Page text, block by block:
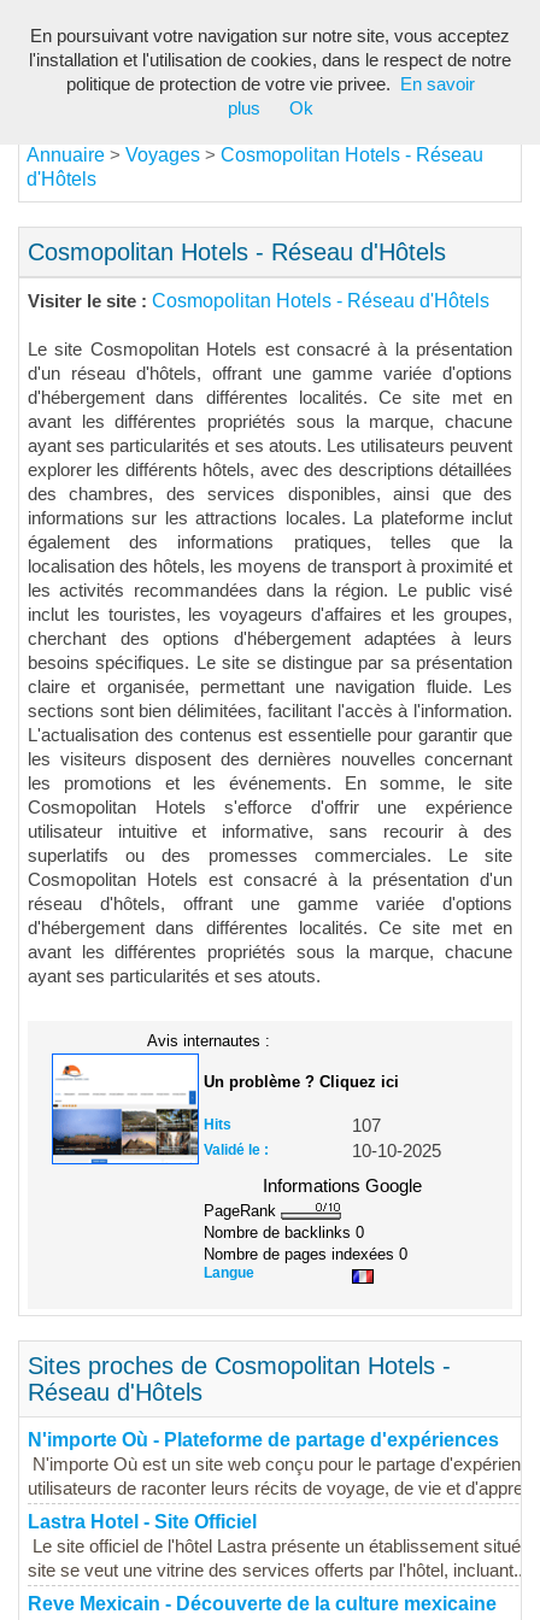
Annuaire > Voyages > Cosmopolitan Hotels - Réseau
d'Hôtels
Cosmopolitan Hotels - Réseau d'Hôtels
Visiter le site : Cosmopolitan Hotels - Réseau d'Hôtels
Le site Cosmopolitan Hotels est consacré à la présentation
d'un réseau d'hôtels, offrant une gamme variée d'options
d'hébergement dans différentes localités. Ce site met en
avant les différentes propriétés sous la marque, chacune
ayant ses particularités et ses atouts. Les utilisateurs peuvent
explorer les différents hôtels, avec des descriptions détaillées
des chambres, des services disponibles, ainsi que des
informations sur les attractions locales. La plateforme inclut
également des informations pratiques, telles que la
localisation des hôtels, les moyens de transport à proximité et
les activités recommandées dans la région. Le public visé
inclut les touristes, les voyageurs d'affaires et les groupes,
cherchant des options d'hébergement adaptées à leurs
besoins spécifiques. Le site se distingue par sa présentation
claire et organisée, permettant une navigation fluide. Les
sections sont bien délimitées, facilitant l'accès à l'information.
L'actualisation des contenus est essentielle pour garantir que
les visiteurs disposent des dernières nouvelles concernant
les promotions et les événements. En somme, le site
Cosmopolitan Hotels s'efforce d'offrir une expérience
utilisateur intuitive et informative, sans recourir à des
superlatifs ou des promesses commerciales. Le site
Cosmopolitan Hotels est consacré à la présentation d'un
réseau d'hôtels, offrant une gamme variée d'options
d'hébergement dans différentes localités. Ce site met en
avant les différentes propriétés sous la marque, chacune
ayant ses particularités et ses atouts.
Avis internautes :
Un problème ? Cliquez ici
Hits 107
Validé le :
10-10-2025
Informations Google
PageRank
Nombre de backlinks 0
Nombre de pages indexées 0
Langue
Sites proches de Cosmopolitan Hotels -
Réseau d'Hôtels
N'importe Où - Plateforme de partage d'expériences
N'importe Où est un site web conçu pour le partage
utilisateurs de raconter leurs récits de voyage, de vie et
Lastra Hotel - Site Officiel
Le site officiel de l'hôtel Lastra présente un établissement situé
site se veut une vitrine des services offerts par l'hôtel, incluant...
Reve Mexicain - Découverte de la culture mexicaine
En poursuivant votre navigation sur notre site, vous acceptez
l'installation et l'utilisation de cookies, dans le respect de notre
politique de protection de votre vie privee.
En savoir
plus
Ok